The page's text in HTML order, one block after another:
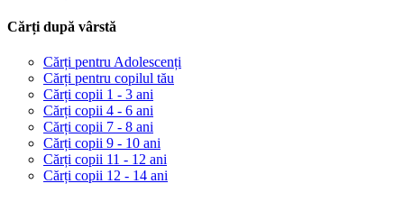
Cărți după vârstă
Cărți pentru Adolescenți
Cărți pentru copilul tău
Cărți copii 1 - 3 ani
Cărți copii 4 - 6 ani
Cărți copii 7 - 8 ani
Cărți copii 9 - 10 ani
Cărți copii 11 - 12 ani
Cărți copii 12 - 14 ani